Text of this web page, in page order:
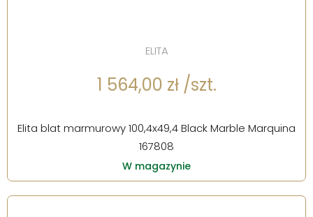
ELITA
1 564,00 zł /szt.
Elita blat marmurowy 100,4x49,4 Black Marble Marquina
167808
W magazynie